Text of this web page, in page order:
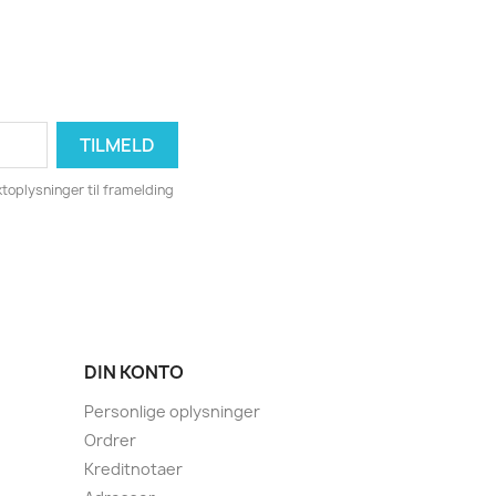
til framelding
DIN KONTO
Personlige oplysninger
Ordrer
Kreditnotaer